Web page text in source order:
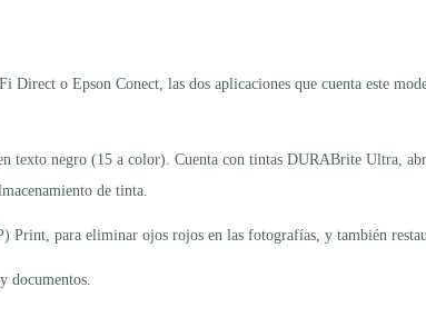
o Epson Conect, las dos aplicaciones que cuenta este
negro (15 a color). Cuenta con tintas DURABrite Ultra,
de tinta.
para eliminar ojos rojos en las fotografías, y también
documentos.